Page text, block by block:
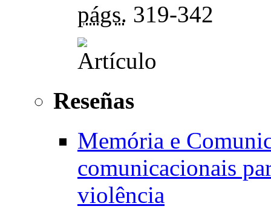
págs. 319-342
Reseñas
Memória e
comunicacionais
violência